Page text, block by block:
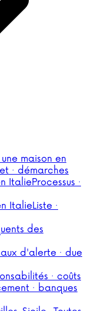
maison en
· démarches
ItalieProcessus ·
ItalieListe ·
des
d'alerte · due
· coûts
· banques